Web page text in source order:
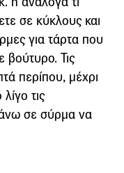
σε κύκλους και
για τάρτα που
βούτυρο. Τις
περίπου, μέχρι
τις
σε σύρμα να